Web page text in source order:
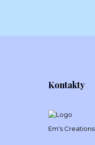
Kontakty
Em's Creations